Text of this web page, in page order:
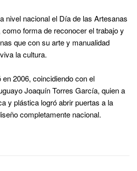
nivel nacional el Día de las Artesanas
forma de reconocer el trabajo y
que con su arte y manualidad
la cultura.
2006, coincidiendo con el
Joaquín Torres García, quien a
y plástica logró abrir puertas a la
completamente nacional.